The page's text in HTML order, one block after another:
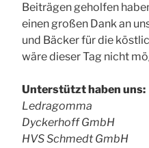
Beiträgen geholfen
einen großen Dank an
und Bäcker für die
wäre dieser Tag nicht
Unterstützt haben uns:
Ledragomma
Dyckerhoff GmbH
HVS Schmedt GmbH